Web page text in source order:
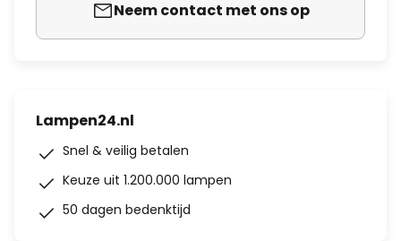
Neem contact met ons op
Lampen24.nl
Snel & veilig betalen
Keuze uit 1.200.000 lampen
50 dagen bedenktijd